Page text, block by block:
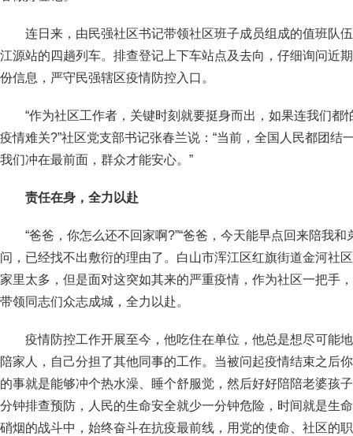
连日来，由民强社区书记带领社区班子成员组成的值班队
江源站的四趟列车。排查登记上下车站点及去向，仔细询问近
份信息，严守民强辖区疫情防控入口。
“作为社区工作者，关键时刻就要挺身而出，如果连我们都
疫情难关?”社区党支部书记张春兰说：“当前，全国人民都团结
我们冲在最前面，群众才能安心。”
责任在身，全力以赴
“爸爸，你怎么还不回家啊?”“爸爸，今天能早点回来陪我
问，已经找不出敷衍的理由了。白山市浑江区红旗街道金河社
家里太多，但是面对这突如其来的严重疫情，作为社区一把手
带领同志们众志成城，全力以赴。
疫情防控工作开展至今，他吃住在单位，他总是想尽可能
陪家人，自己分担了其他同事的工作。当被问起疫情结束之后
的事就是能够冲个热水澡、睡个舒服觉，然后好好陪陪老婆孩
分钟排查预防，人民的生命安全就少一分钟危险，时间就是生
硝烟的战斗中，始终奋斗在抗疫最前线，用党的使命、社区的